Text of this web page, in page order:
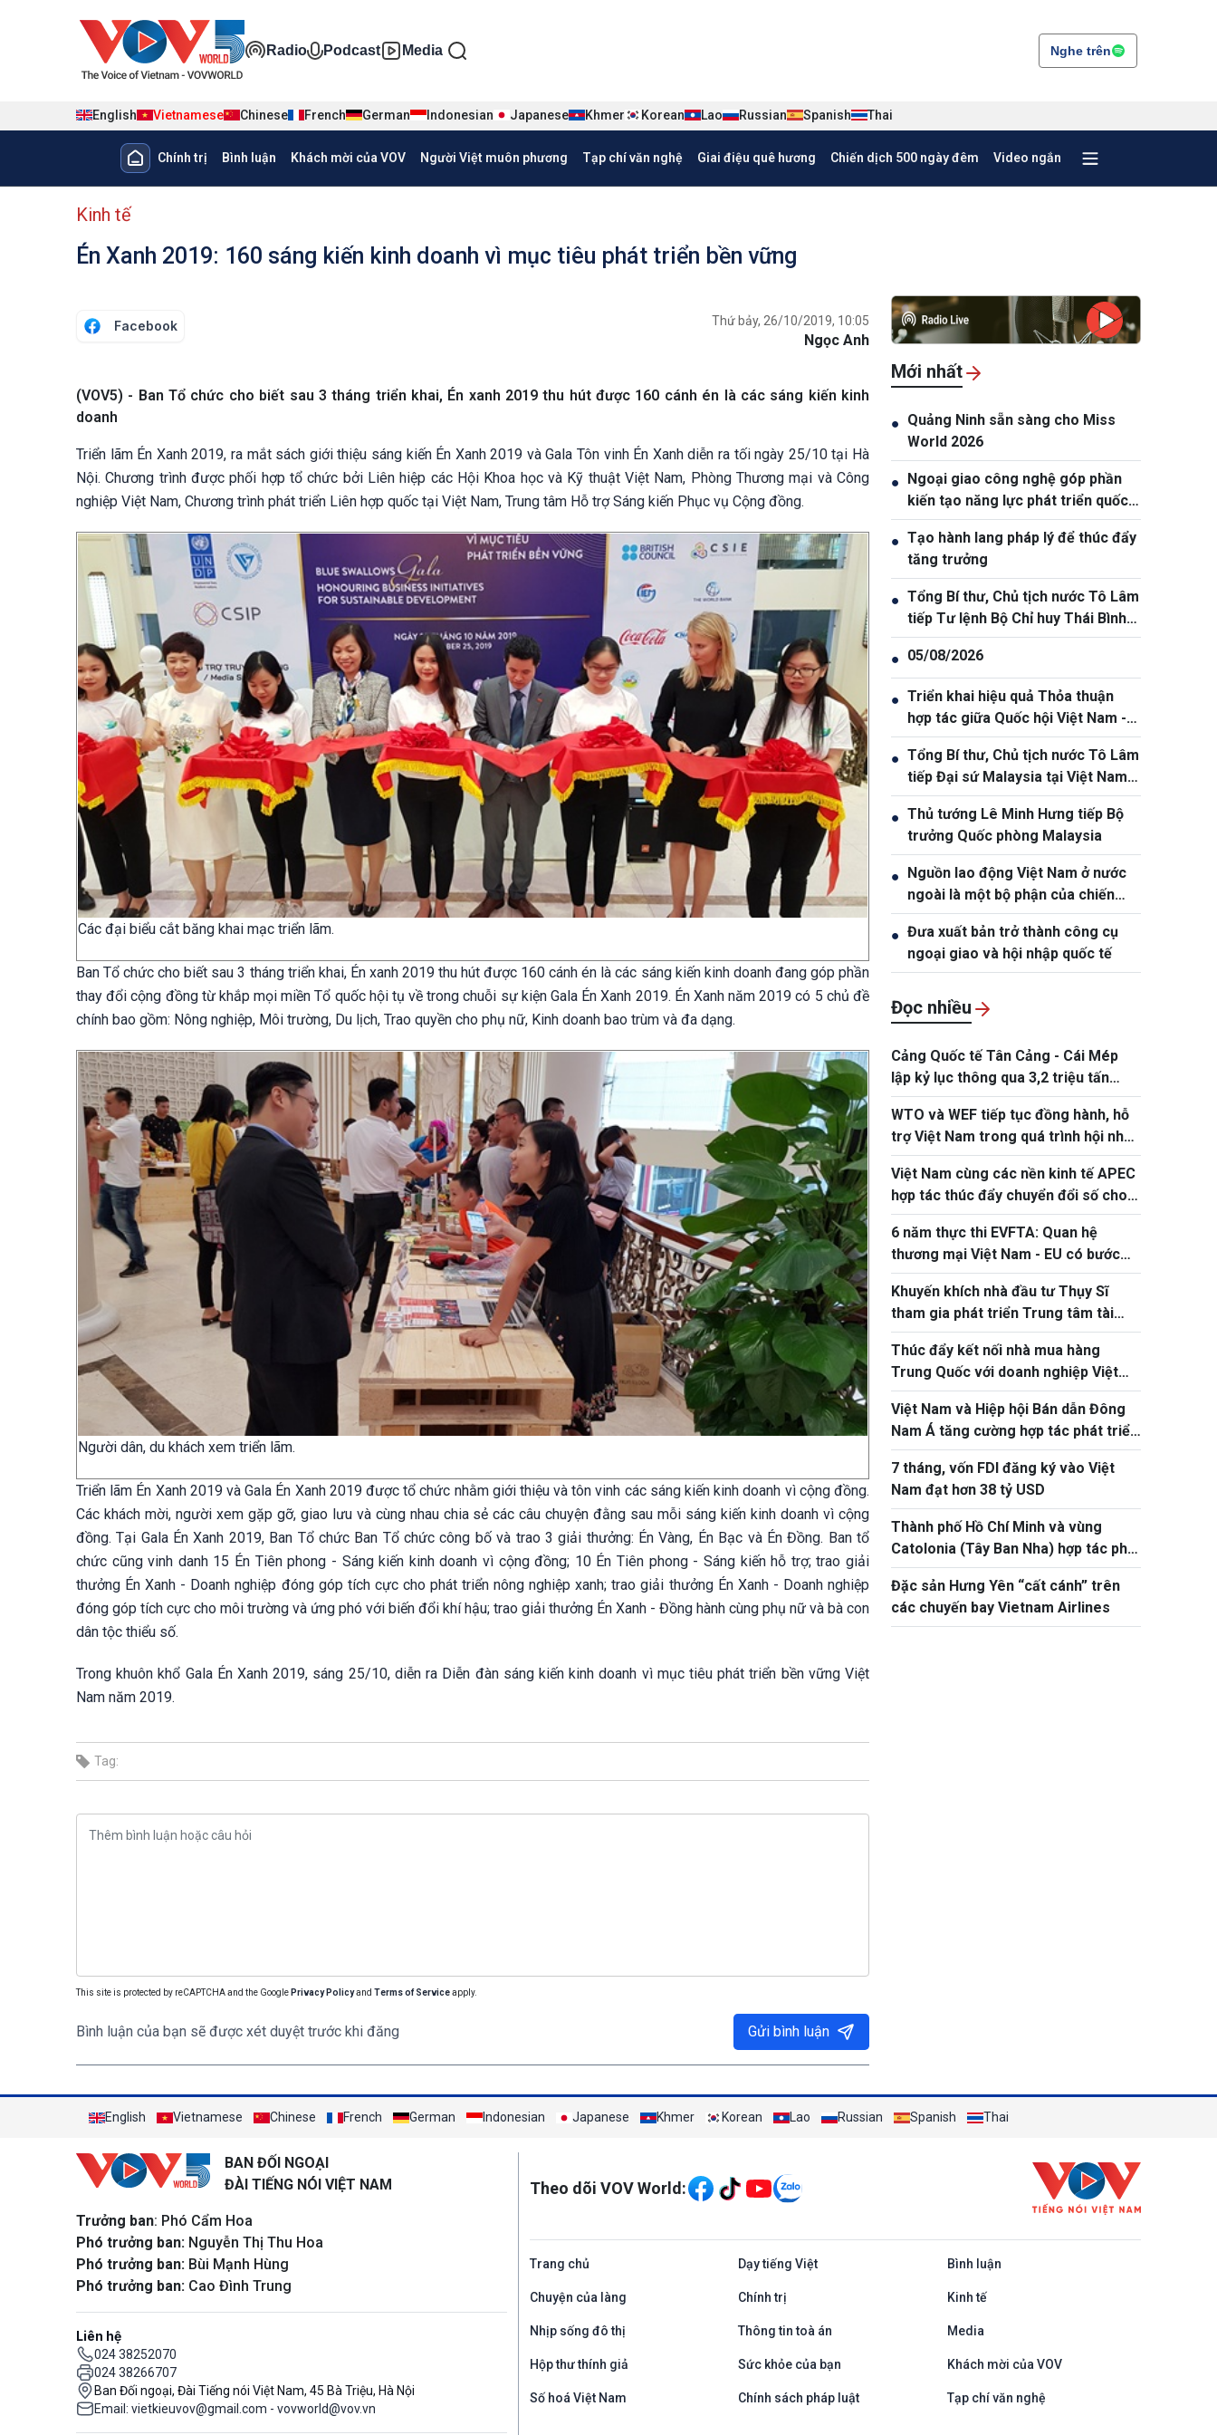
Đa phương tiện tiếng Việt
Radio Podcast Media Nghe trên
English Vietnamese Chinese French German Indonesian Japanese Khmer Korean Lao Russian Spanish Thai
Main navigation
Chính trị Bình luận Khách mời của VOV Người Việt muôn phương Tạp chí văn nghệ Giai điệu quê hương Chiến dịch 500 ngày đêm Video ngắn
menu phụ tiếng Việt
Kinh tế
Én Xanh 2019: 160 sáng kiến kinh doanh vì mục tiêu phát triển bền vững
Facebook Thứ bảy, 26/10/2019, 10:05
Ngọc Anh
(VOV5) - Ban Tổ chức cho biết sau 3 tháng triển khai, Én xanh 2019 thu hút được 160 cánh én là các sáng kiến kinh
doanh
Triển lãm Én Xanh 2019, ra mắt sách giới thiệu sáng kiến Én Xanh 2019 và Gala Tôn vinh Én Xanh diễn ra tối ngày 25/10 tại Hà
Nội. Chương trình được phối hợp tổ chức bởi Liên hiệp các Hội Khoa học và Kỹ thuật Việt Nam, Phòng Thương mại và Công
nghiệp Việt Nam, Chương trình phát triển Liên hợp quốc tại Việt Nam, Trung tâm Hỗ trợ Sáng kiến Phục vụ Cộng đồng.
Các đại biểu cắt băng khai mạc triển lãm.
Ban Tổ chức cho biết sau 3 tháng triển khai, Én xanh 2019 thu hút được 160 cánh én là các sáng kiến kinh doanh đang góp phần
thay đổi cộng đồng từ khắp mọi miền Tổ quốc hội tụ về trong chuỗi sự kiện Gala Én Xanh 2019. Én Xanh năm 2019 có 5 chủ đề
chính bao gồm: Nông nghiệp, Môi trường, Du lịch, Trao quyền cho phụ nữ, Kinh doanh bao trùm và đa dạng.
Người dân, du khách xem triển lãm.
Triển lãm Én Xanh 2019 và Gala Én Xanh 2019 được tổ chức nhằm giới thiệu và tôn vinh các sáng kiến kinh doanh vì cộng đồng.
Các khách mời, người xem gặp gỡ, giao lưu và cùng nhau chia sẻ các câu chuyện đằng sau mỗi sáng kiến kinh doanh vì cộng
đồng. Tại Gala Én Xanh 2019, Ban Tổ chức Ban Tổ chức công bố và trao 3 giải thưởng: Én Vàng, Én Bạc và Én Đồng. Ban tổ
chức cũng vinh danh 15 Én Tiên phong - Sáng kiến kinh doanh vì cộng đồng; 10 Én Tiên phong - Sáng kiến hỗ trợ; trao giải
thưởng Én Xanh - Doanh nghiệp đóng góp tích cực cho phát triển nông nghiệp xanh; trao giải thưởng Én Xanh - Doanh nghiệp
đóng góp tích cực cho môi trường và ứng phó với biến đổi khí hậu; trao giải thưởng Én Xanh - Đồng hành cùng phụ nữ và bà con
dân tộc thiểu số.
Trong khuôn khổ Gala Én Xanh 2019, sáng 25/10, diễn ra Diễn đàn sáng kiến kinh doanh vì mục tiêu phát triển bền vững Việt
Nam năm 2019.
Tag:
This site is protected by reCAPTCHA and the Google Privacy Policyand Terms of Serviceapply.
Bình luận của bạn sẽ được xét duyệt trước khi đăng Gửi bình luận
Mới nhất
● Quảng Ninh sẵn sàng cho Miss
World 2026
● Ngoại giao công nghệ góp phần
kiến tạo năng lực phát triển quốc
gia
● Tạo hành lang pháp lý để thúc đẩy
tăng trưởng
● Tổng Bí thư, Chủ tịch nước Tô Lâm
tiếp Tư lệnh Bộ Chỉ huy Thái Bình
Dương Hoa Kỳ Samuel Paparo
● 05/08/2026
● Triển khai hiệu quả Thỏa thuận
hợp tác giữa Quốc hội Việt Nam -
Thái Lan
● Tổng Bí thư, Chủ tịch nước Tô Lâm
tiếp Đại sứ Malaysia tại Việt Nam
kết thúc nhiệm kỳ
● Thủ tướng Lê Minh Hưng tiếp Bộ
trưởng Quốc phòng Malaysia
● Nguồn lao động Việt Nam ở nước
ngoài là một bộ phận của chiến
lược phát triển nguồn nhân lực
quốc gia
● Đưa xuất bản trở thành công cụ
ngoại giao và hội nhập quốc tế
Đọc nhiều
Cảng Quốc tế Tân Cảng - Cái Mép
lập kỷ lục thông qua 3,2 triệu tấn
hàng hóa
WTO và WEF tiếp tục đồng hành, hỗ
trợ Việt Nam trong quá trình hội nhập
kinh tế quốc tế
Việt Nam cùng các nền kinh tế APEC
hợp tác thúc đẩy chuyển đổi số cho
doanh nghiệp siêu nhỏ, nhỏ và vừa
6 năm thực thi EVFTA: Quan hệ
thương mại Việt Nam - EU có bước
tiến ấn tượng
Khuyến khích nhà đầu tư Thụy Sĩ
tham gia phát triển Trung tâm tài
chính quốc tế tại Việt Nam
Thúc đẩy kết nối nhà mua hàng
Trung Quốc với doanh nghiệp Việt
Nam qua VIS 2026
Việt Nam và Hiệp hội Bán dẫn Đông
Nam Á tăng cường hợp tác phát triển
hệ sinh thái bán dẫn
7 tháng, vốn FDI đăng ký vào Việt
Nam đạt hơn 38 tỷ USD
Thành phố Hồ Chí Minh và vùng
Catolonia (Tây Ban Nha) hợp tác phát
triển logistics thông minh và đổi mới
sáng tạo
Đặc sản Hưng Yên “cất cánh” trên
các chuyến bay Vietnam Airlines
English Vietnamese Chinese French German Indonesian Japanese Khmer Korean Lao Russian Spanish Thai
BAN ĐỐI NGOẠI
ĐÀI TIẾNG NÓI VIỆT NAM
Trưởng ban: Phó Cẩm Hoa
Phó trưởng ban: Nguyễn Thị Thu Hoa
Phó trưởng ban: Bùi Mạnh Hùng
Phó trưởng ban: Cao Đình Trung
Liên hệ
024 38252070
024 38266707
Ban Đối ngoại, Đài Tiếng nói Việt Nam, 45 Bà Triệu, Hà Nội
Email: vietkieuvov@gmail.com - vovworld@vov.vn
Theo dõi VOV World:
Trang chủ Dạy tiếng Việt Bình luận
Chuyện của làng Chính trị Kinh tế
Nhịp sống đô thị Thông tin toà án Media
Hộp thư thính giả Sức khỏe của bạn Khách mời của VOV
Số hoá Việt Nam Chính sách pháp luật Tạp chí văn nghệ